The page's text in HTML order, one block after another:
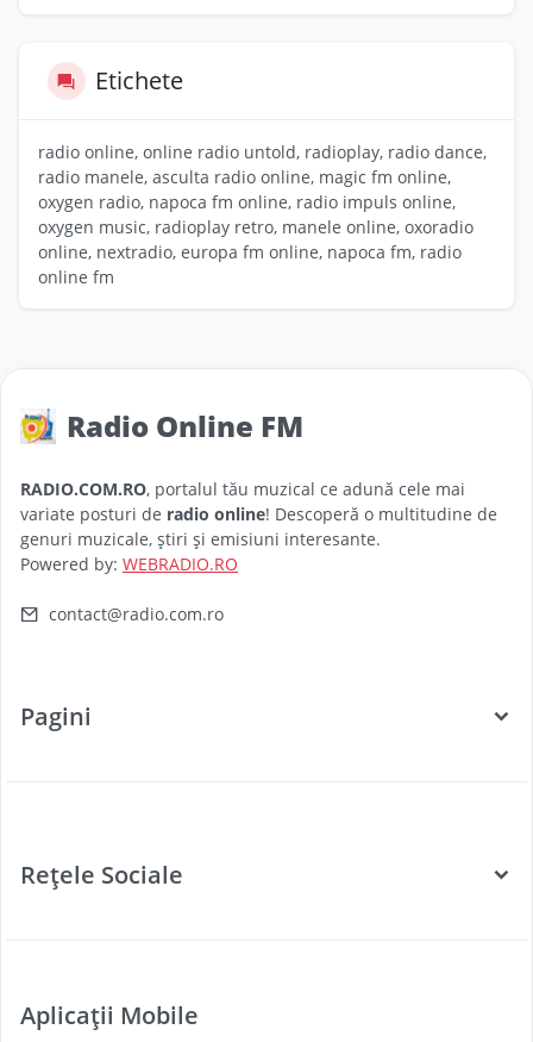
Etichete
radio online, online radio untold, radioplay, radio dance,
radio manele, asculta radio online, magic fm online,
oxygen radio, napoca fm online, radio impuls online,
oxygen music, radioplay retro, manele online, oxoradio
online, nextradio, europa fm online, napoca fm, radio
online fm
Radio Online FM
RADIO.COM.RO, portalul tău muzical ce adună cele mai
variate posturi de radio online! Descoperă o multitudine de
genuri muzicale, știri și emisiuni interesante.
Powered by: WEBRADIO.RO
contact@radio.com.ro
Pagini
Țări
Rețele Sociale
Aplicații Mobile